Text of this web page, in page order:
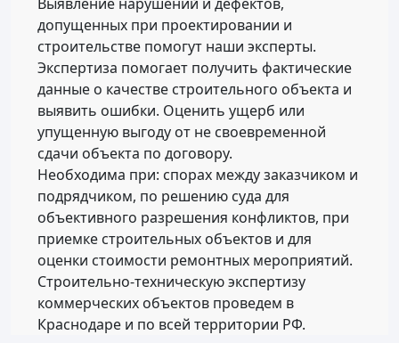
допущенных при проектировании и
строительстве помогут наши эксперты.
Экспертиза помогает получить фактические
данные о качестве строительного объекта и
выявить ошибки. Оценить ущерб или
упущенную выгоду от не своевременной
сдачи объекта по договору.
Необходима при: спорах между заказчиком и
подрядчиком, по решению суда для
объективного разрешения конфликтов, при
приемке строительных объектов и для
оценки стоимости ремонтных мероприятий.
Строительно-техническую экспертизу
коммерческих объектов проведем в
Краснодаре и по всей территории РФ.